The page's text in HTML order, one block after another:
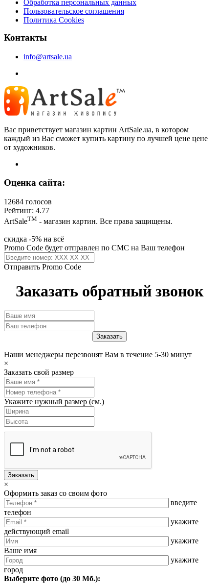
Обработка персональных данных
Пользовательское соглашения
Политика Cookies
Контакты
info@artsale.ua
Вас приветствует магазин картин ArtSale.ua, в котором
каждый из Вас сможет купить картину по лучшей цене цене
от художников.
Оценка сайта:
12684 голосов
Рейтинг: 4.77
ArtSaleТМ - магазин картин. Все права защищены.
скидка -5% на всё
Promo Code будет отправлен по СМС на Ваш телефон
Отправить Promo Code
Заказать обратный звонок
Наши менеджеры перезвонят Вам в течение 5-30 минут
×
Заказать свой размер
Укажите нужный размер (см.)
Заказать
×
Оформить заказ со своим фото
введите
телефон
укажите
действующий email
укажите
Ваше имя
укажите
город
Выберите фото (до 30 Мб.):